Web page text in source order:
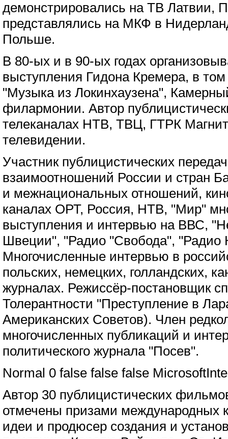
демонстрировались на ТВ
представлялись на МКФ в
Польше.
В 80-ых и в 90-ых годах
выступления Гидона Кремера, в
"Музыка из Локинхаузена",
филармонии. Автор
телеканалах НТВ, ТВЦ, ГТРК
телевидении.
Участник публицистических
взаимоотношений России и стран
и межнациональных отношений,
каналах ОРТ, Россия, НТВ, "Мир"
выступления и интервью на ВВС,
Швеции", "Радио "Свобода", "Радио
Многочисленные интервью в
польских, немецких, голландских,
журналах. Режиссёр-постановщик
Толерантности "Преступление в
Американских Советов). Член
многочисленных публикаций и
политического журнала "Посев".
Normal 0 false false false
Автор 30 публицистических
отмечены призами международных
идеи и продюсер создания и